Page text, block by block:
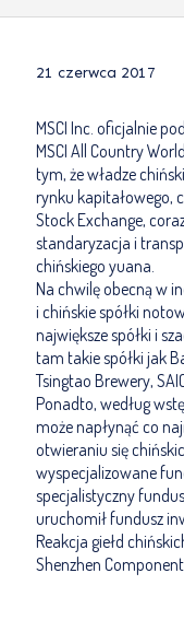
21 czerwca 2017
MSCI Inc. oficjalnie
MSCI All Country
tym, że władze
rynku kapitałowego,
Stock Exchange,
standaryzacja i
chińskiego yuana.
Na chwilę obecną w
i chińskie spółki
największe spółki i
tam takie spółki jak
Tsingtao Brewery,
Ponadto, według
może napłynąć co
otwieraniu się
wyspecjalizowane
specjalistyczny
uruchomił fundusz
Reakcja giełd
Shenzhen